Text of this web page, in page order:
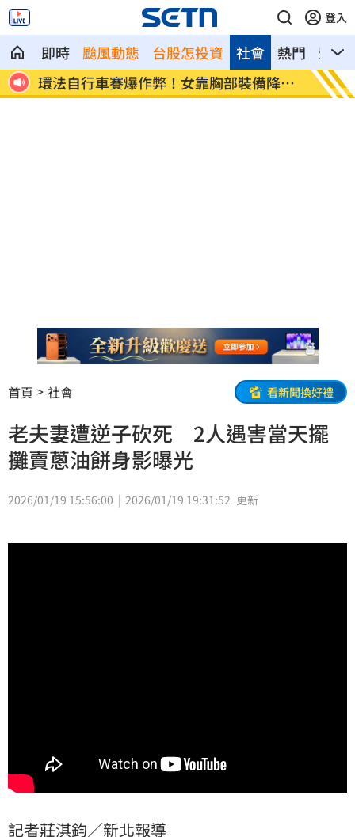
登入
即時 颱風動態 台股怎投資 熱門 影音
社會
他
環法自行車賽爆作弊！女靠胸部裝備降風
阻
學霸
首頁 社會 看新聞換好禮
老夫妻遭逆子砍死 2人遇害當天擺
攤賣蔥油餅身影曝光
2026/01/19 15:56:00 2026/01/19 19:31:52 更新
記者莊淇鈞／新北報導